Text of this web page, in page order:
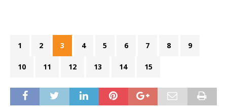
1 2 3 4 5 6 7 8 9
10 11 12 13 14 15